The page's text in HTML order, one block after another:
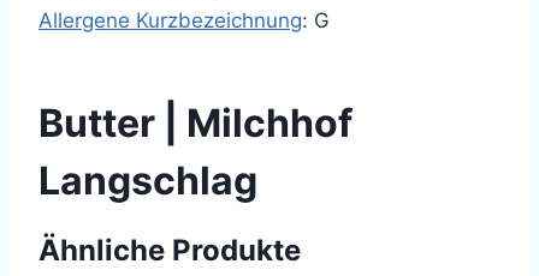
Allergene Kurzbezeichnung: G
Butter | Milchhof
Langschlag
Ähnliche Produkte